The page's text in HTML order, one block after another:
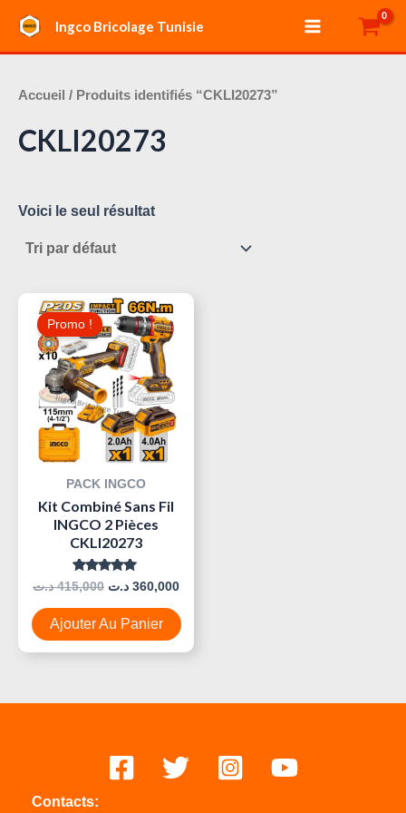
contenu
Ingco Bricolage Tunisie
Main
Menu
Accueil / Produits identifiés “CKLI20273”
CKLI20273
Voici le seul résultat
Promo !
PACK INGCO
Kit Combiné Sans Fil
INGCO 2 Pièces
CKLI20273
Note
5.00
Sur 5
415,000 د.ت
Le
Prix
Initial
Était :
360,000 د.ت
Le
Ajouter Au Panier
Contacts: